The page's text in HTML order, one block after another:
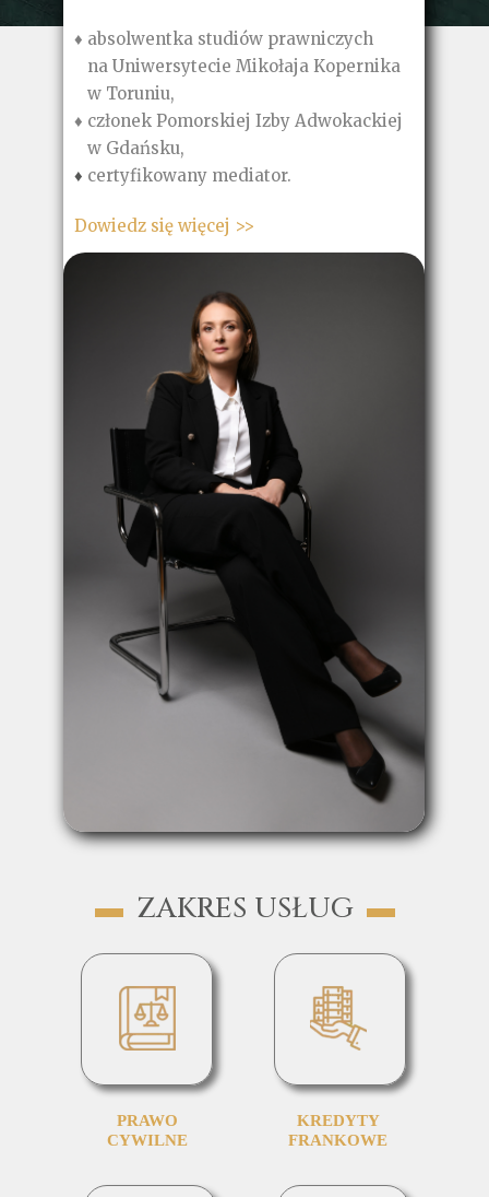
♦ absolwentka studiów prawniczych
na Uniwersytecie Mikołaja Kopernika
w Toruniu,
♦ członek Pomorskiej Izby Adwokackiej
w Gdańsku,
♦ certyfikowany mediator.
Dowiedz się więcej >>
PRAWO
CYWILNE
KREDYTY
FRANKOWE
▬ ZAKRES USŁUG ▬